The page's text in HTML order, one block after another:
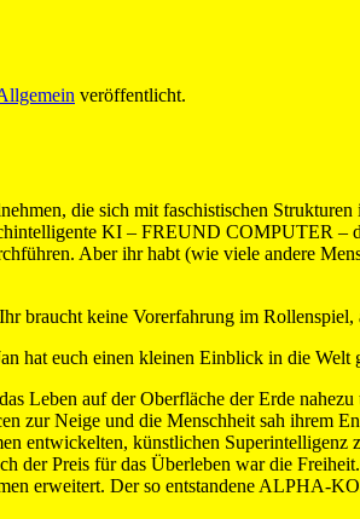
veröffentlicht.
die sich mit faschistischen
KI – FREUND COMPUTER –
Aber ihr habt (wie viele andere
braucht keine Vorerfahrung im Rollenspiel,
hat euch einen kleinen Einblick in die Welt
Leben auf der Oberfläche der Erde
zur Neige und die Menschheit sah ihrem
entwickelten, künstlichen
der Preis für das Überleben war die
erweitert. Der so entstandene ALPHA-